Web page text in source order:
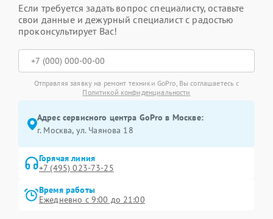
Если требуется задать вопрос специалисту, оставьте
свои данные и дежурный специалист с радостью
проконсультирует Вас!
Отправляя заявку на ремонт техники GoPro, Вы соглашаетесь с
Политикой конфиденциальности
Адрес сервисного центра GoPro в Москве:
г. Москва, ул. Чаянова 18
Горячая линия
+7 (495) 023-73-25
Время работы
Ежедневно с 9:00 до 21:00